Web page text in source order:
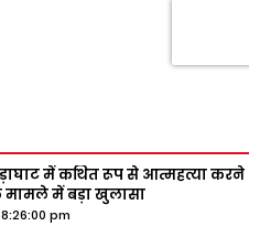
में कथित रूप से आत्महत्या करने
मामले में बड़ा खुलासा
pm